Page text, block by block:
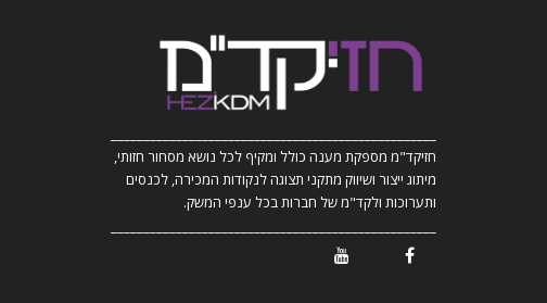
חזיקד"מ מספקת מענה כולל ומקיף לכל נושא מסחור חזותי,
מיתוג ייצור ושיווק מתקני תצוגה לנקודות המכירה, לכנסים
ותערוכות ולקד"מ של חברות בכל ענפי המשק.